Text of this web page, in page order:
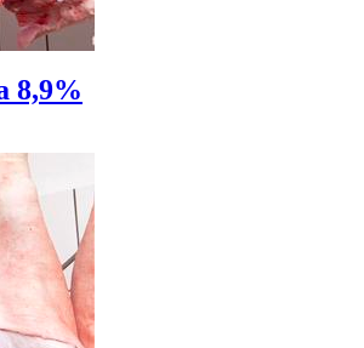
8,9%